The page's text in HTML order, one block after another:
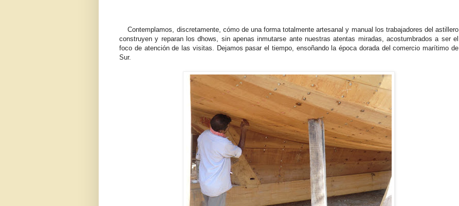
Contemplamos, discretamente, cómo de una forma totalmente artesanal y manual los trabajadores del astillero
construyen y reparan los dhows, sin apenas inmutarse ante nuestras atentas miradas, acostumbrados a ser el
foco de atención de las visitas. Dejamos pasar el tiempo, ensoñando la época dorada del comercio marítimo de
Sur.